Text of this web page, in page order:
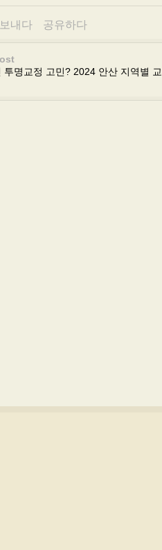
내다 공유하다
투명교정 고민? 2024 안산 지역별